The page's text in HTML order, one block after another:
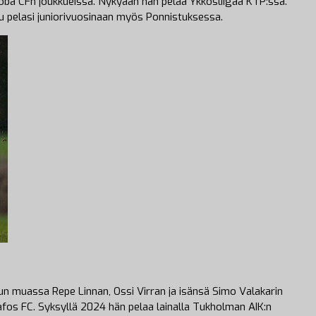
pelasi juniorivuosinaan myös Ponnistuksessa.
muassa Repe Linnan, Ossi Virran ja isänsä Simo Valakarin
FC. Syksyllä 2024 hän pelaa lainalla Tukholman AIK:n